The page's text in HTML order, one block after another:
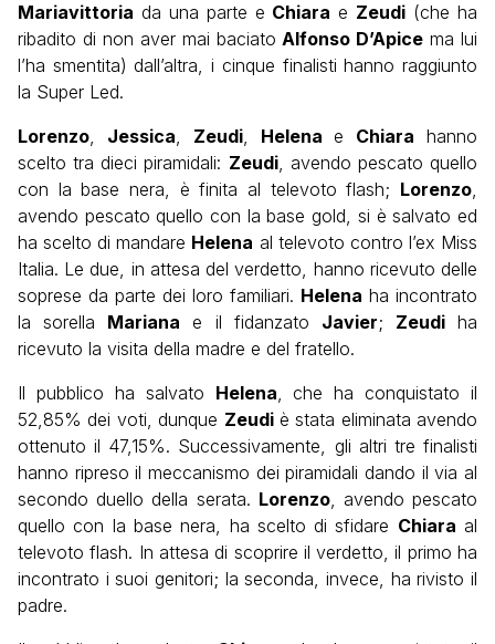
Mariavittoria da una parte e Chiara e Zeudi (che ha
ribadito di non aver mai baciato Alfonso D’Apice ma lui
l’ha smentita) dall’altra, i cinque finalisti hanno raggiunto
la Super Led.
Lorenzo, Jessica, Zeudi, Helena e Chiara hanno
scelto tra dieci piramidali: Zeudi, avendo pescato quello
con la base nera, è finita al televoto flash; Lorenzo,
avendo pescato quello con la base gold, si è salvato ed
ha scelto di mandare Helena al televoto contro l’ex Miss
Italia. Le due, in attesa del verdetto, hanno ricevuto delle
soprese da parte dei loro familiari. Helena ha incontrato
la sorella Mariana e il fidanzato Javier; Zeudiha
ricevuto la visita della madre e del fratello.
Il pubblico ha salvato Helena, che ha conquistato il
52,85% dei voti, dunque Zeudiè stata eliminata avendo
ottenuto il 47,15%. Successivamente, gli altri tre finalisti
hanno ripreso il meccanismo dei piramidali dando il via al
secondo duello della serata. Lorenzo, avendo pescato
quello con la base nera, ha scelto di sfidare Chiara al
televoto flash. In attesa di scoprire il verdetto, il primo ha
incontrato i suoi genitori; la seconda, invece, ha rivisto il
padre.